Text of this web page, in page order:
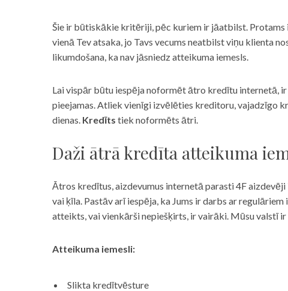
Šie ir būtiskākie kritēriji, pēc kuriem ir jāatbilst. Protams
vienā Tev atsaka, jo Tavs vecums neatbilst viņu klienta
likumdošana, ka nav jāsniedz atteikuma iemesls.
Lai vispār būtu iespēja noformēt ātro kredītu internetā,
pieejamas. Atliek vienīgi izvēlēties kreditoru, vajadzīgo
dienas. Kredīts tiek noformēts ātri.
Daži ātrā kredīta atteikuma
Ātros kredītus, aizdevumus internetā parasti 4F
vai ķīla. Pastāv arī iespēja, ka Jums ir darbs ar
atteikts, vai vienkārši nepiešķirts, ir vairāki. Mūsu valstī
Atteikuma iemesli:
Slikta kredītvēsture